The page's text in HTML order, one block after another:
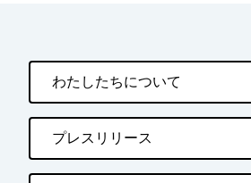
わたしたちについて
プレスリリース